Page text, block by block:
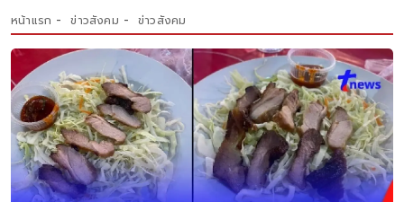
หน้าแรก ข่าวสังคม ข่าวสังคม